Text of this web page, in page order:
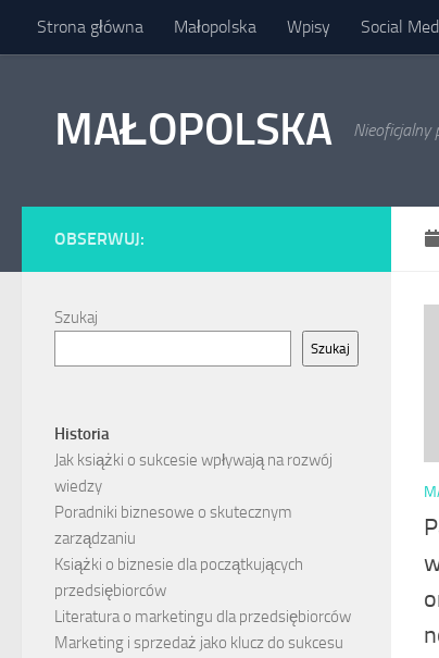
Skip to content
Strona główna Małopolska Wpisy Social
MAŁOPOLSKA Nieoficjalny
OBSERWUJ:
Szukaj
Szukaj
Historia
Jak książki o sukcesie wpływają na rozwój
wiedzy
Poradniki biznesowe o skutecznym
zarządzaniu
Książki o biznesie dla początkujących
przedsiębiorców
Literatura o marketingu dla przedsiębiorców
Marketing i sprzedaż jako klucz do sukcesu